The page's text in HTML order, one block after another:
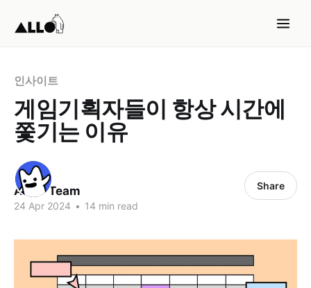
인사이트
게임기획자들이 항상 시간에
쫓기는 이유
ALLO Team
24 Apr 2024 • 14 min read
Share